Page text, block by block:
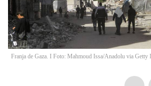
Franja de Gaza. I Foto: Mahmoud Issa/Anadolu via Getty